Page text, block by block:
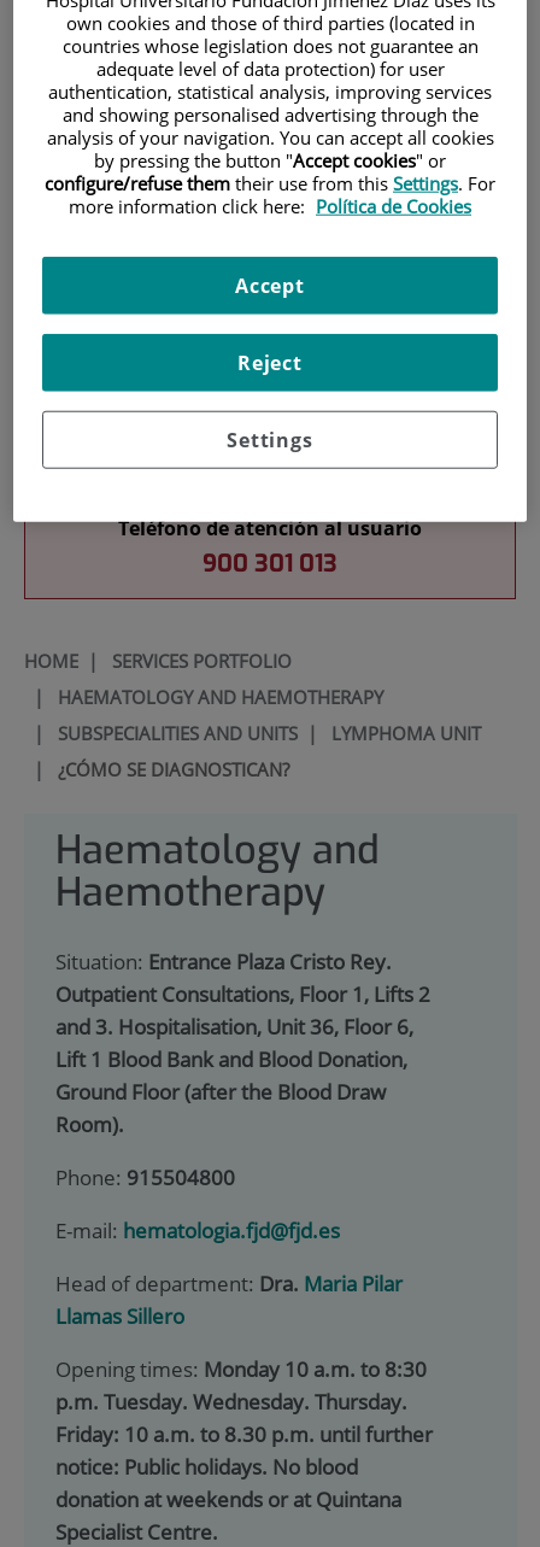
Research
Teaching
Teléfono de atención al usuario
900 301 013
HOME| SERVICES PORTFOLIO
| HAEMATOLOGY AND HAEMOTHERAPY
| SUBSPECIALITIES AND UNITS| LYMPHOMA UNIT
| ¿CÓMO SE DIAGNOSTICAN?
Haematology and
Haemotherapy
Situation: Entrance Plaza Cristo Rey.
Outpatient Consultations, Floor 1, Lifts 2
and 3. Hospitalisation, Unit 36, Floor 6,
Lift 1 Blood Bank and Blood Donation,
Ground Floor (after the Blood Draw
Room).
Phone: 915504800
E-mail: hematologia.fjd@fjd.es
Head of department: Dra. Maria Pilar
Llamas Sillero
Opening times: Monday 10 a.m. to 8:30
p.m. Tuesday. Wednesday. Thursday.
Friday: 10 a.m. to 8.30 p.m. until further
notice: Public holidays. No blood
donation at weekends or at Quintana
Specialist Centre.
own cookies and those of third parties (located in
countries whose legislation does not guarantee an
adequate level of data protection) for user
authentication, statistical analysis, improving services
and showing personalised advertising through the
analysis of your navigation. You can accept all cookies
by pressing the button "Accept cookies" or
configure/refuse them their use from this Settings. For
more information click here: Política de Cookies
Settings
Reject
Accept